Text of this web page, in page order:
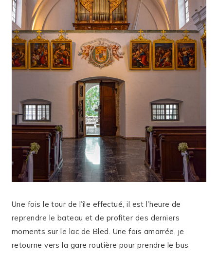
Une fois le tour de l’île effectué, il est l’heure de
reprendre le bateau et de profiter des derniers
moments sur le lac de Bled. Une fois amarrée, je
retourne vers la gare routière pour prendre le bus